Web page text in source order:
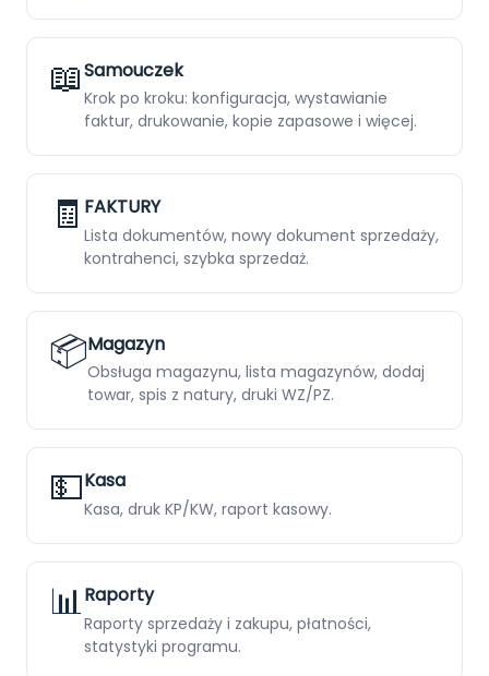
Sklep
Pomoc
Polski
📖Samouczek
Krok po kroku: konfiguracja, wystawianie
faktur, drukowanie, kopie zapasowe i więcej.
🧾 FAKTURY
Lista dokumentów, nowy dokument sprzedaży,
kontrahenci, szybka sprzedaż.
📦Magazyn
Obsługa magazynu, lista magazynów, dodaj
towar, spis z natury, druki WZ/PZ.
💵Kasa
Kasa, druk KP/KW, raport kasowy.
📊Raporty
Raporty sprzedaży i zakupu, płatności,
statystyki programu.